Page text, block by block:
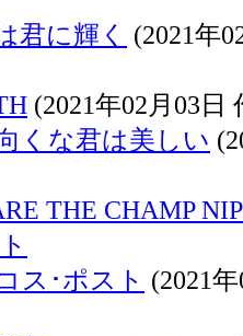
君に輝く
(2021年
(2021年02月03日
くな君は美しい
THE CHAMP
ス･ポスト (2021